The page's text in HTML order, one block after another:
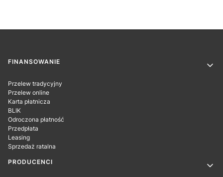
Linki w stopce
FINANSOWANIE
Przelew tradycyjny
Przelew online
Karta płatnicza
BLIK
Odroczona płatność
Przedpłata
Leasing
Sprzedaż ratalna
PRODUCENCI